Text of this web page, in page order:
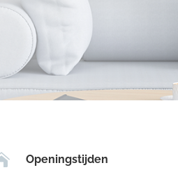
Openingstijden